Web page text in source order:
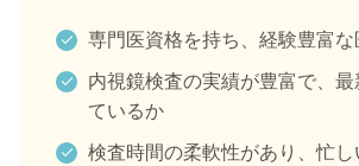
専門医資格を持ち、経験豊富
内視鏡検査の実績が豊富で、
ているか
検査時間の柔軟性があり、忙